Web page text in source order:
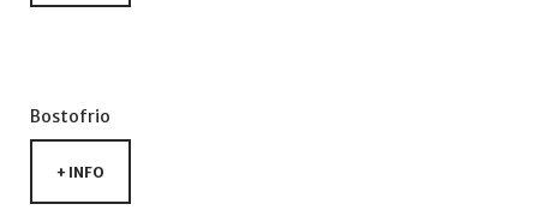
Bostofrio
+ INFO